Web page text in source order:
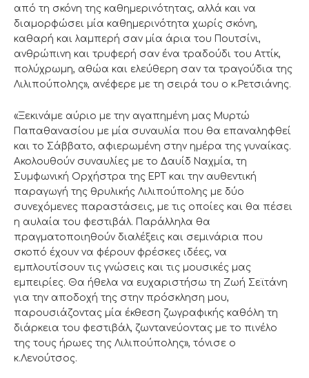
από τη σκόνη της καθημερινότητας, αλλά και να
διαμορφώσει μία καθημερινότητα χωρίς σκόνη,
καθαρή και λαμπερή σαν μία άρια του Πουτσίνι,
ανθρώπινη και τρυφερή σαν ένα τραδούδι του Αττίκ,
πολύχρωμη, αθώα και ελεύθερη σαν τα τραγούδια της
Λιλιπούπολης», ανέφερε με τη σειρά του ο κ.Ρετσιάνης.
«Ξεκινάμε αύριο με την αγαπημένη μας Μυρτώ
Παπαθανασίου με μία συναυλία που θα επαναληφθεί
και το Σάββατο, αφιερωμένη στην ημέρα της γυναίκας.
Ακολουθούν συναυλίες με το Δαυίδ Ναχμία, τη
Συμφωνική Ορχήστρα της ΕΡΤ και την αυθεντική
παραγωγή της θρυλικής Λιλιπούπολης με δύο
συνεχόμενες παραστάσεις, με τις οποίες και θα πέσει
η αυλαία του φεστιβάλ. Παράλληλα θα
πραγματοποιηθούν διαλέξεις και σεμινάρια που
σκοπό έχουν να φέρουν φρέσκες ιδέες, να
εμπλουτίσουν τις γνώσεις και τις μουσικές μας
εμπειρίες. Θα ήθελα να ευχαριστήσω τη Ζωή Σεϊτάνη
για την αποδοχή της στην πρόσκληση μου,
παρουσιάζοντας μία έκθεση ζωγραφικής καθόλη τη
διάρκεια του φεστιβάλ, ζωντανεύοντας με το πινέλο
της τους ήρωες της Λιλιπούπολης», τόνισε ο
κ.Λενούτσος.